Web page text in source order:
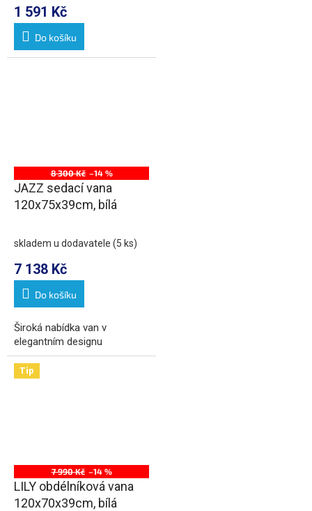
1 591 Kč
Do košíku
8 300 Kč –14 %
JAZZ sedací vana
120x75x39cm, bílá
skladem u dodavatele (5 ks)
7 138 Kč
Do košíku
Široká nabídka van v
elegantním designu
Tip
7 990 Kč –14 %
LILY obdélníková vana
120x70x39cm, bílá